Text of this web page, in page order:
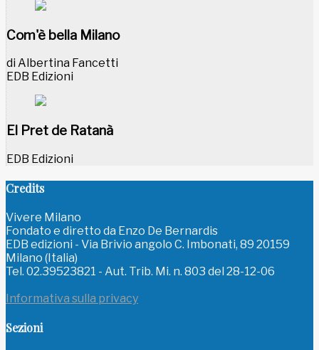
Com'è bella Milano
di Albertina Fancetti
EDB Edizioni
El Pret de Ratanà
EDB Edizioni
Credits
Vivere Milano
Fondato e diretto da Enzo De Bernardis
EDB edizioni - Via Brivio angolo C. Imbonati, 89 20159
Milano (Italia)
Tel. 02.39523821 - Aut. Trib. Mi. n. 803 del 28-12-06
Informativa sulla privacy
Sezioni